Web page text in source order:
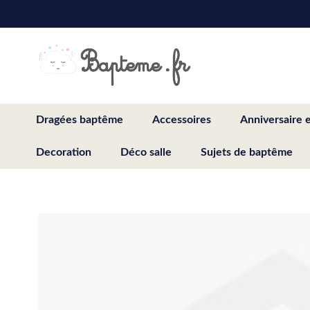
to
Dragées baptême Accessoires Anniversaire
Decoration Déco salle Sujets de baptême